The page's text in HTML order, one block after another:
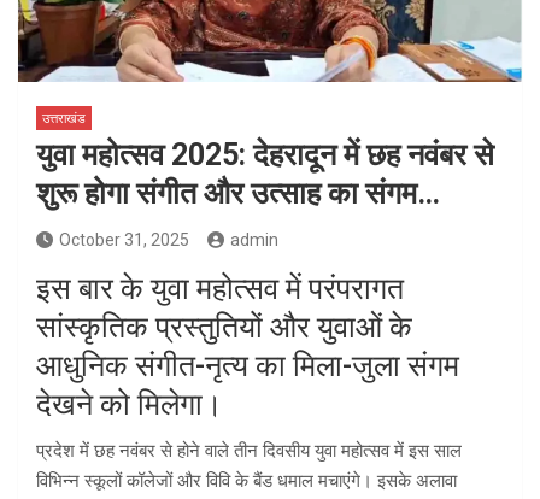
उत्तराखंड
युवा महोत्सव 2025: देहरादून में छह नवंबर से
शुरू होगा संगीत और उत्साह का संगम…
October 31, 2025 admin
इस बार के युवा महोत्सव में परंपरागत
सांस्कृतिक प्रस्तुतियों और युवाओं के
आधुनिक संगीत-नृत्य का मिला-जुला संगम
देखने को मिलेगा।
प्रदेश में छह नवंबर से होने वाले तीन दिवसीय युवा महोत्सव में इस साल
विभिन्न स्कूलों कॉलेजों और विवि के बैंड धमाल मचाएंगे। इसके अलावा